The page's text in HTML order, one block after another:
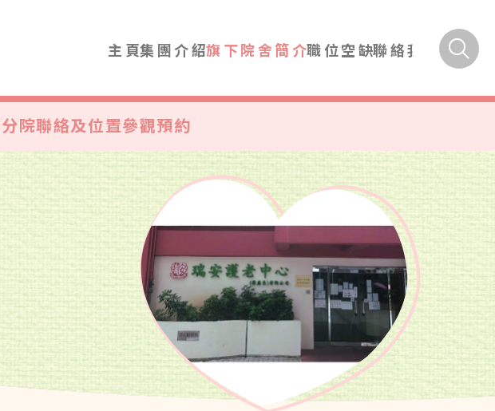
主頁集團介紹旗下院舍簡介職位空缺聯絡我們
分院聯絡及位置參觀預約